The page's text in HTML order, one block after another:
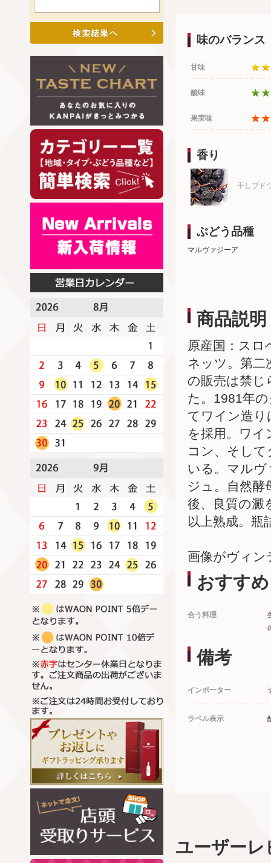
味のバランス
甘味
酸味
果実味
香り
干しブド
ぶどう品種
マルヴァジーア
商品説明
原産国：ス
ネッツ。第二
の販売は禁じ
た。1981年
てワイン造り
を採用。ワ
コン、そし
いる。マルヴ
ジュ。自然
後、良質の澱
以上熟成。瓶
画像がヴィン
おすすめ
合う料理
備考
インポーター
ラベル表示
ユーザーレ